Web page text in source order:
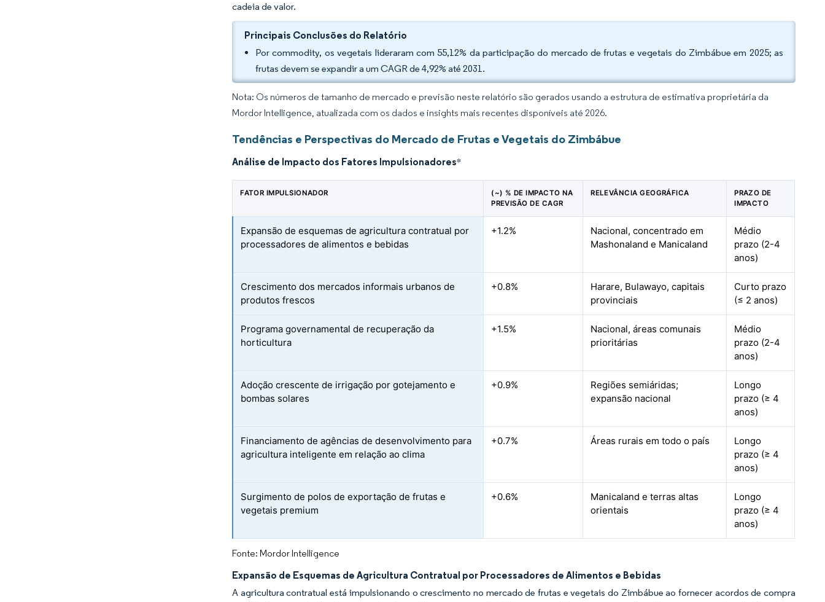
cadeia de valor.
Principais Conclusões do Relatório
Por commodity, os vegetais lideraram com 55,12% da participação do mercado de frutas e vegetais do Zimbábue em 2025; as
frutas devem se expandir a um CAGR de 4,92% até 2031.
Nota: Os números de tamanho de mercado e previsão neste relatório são gerados usando a estrutura de estimativa proprietária da
Mordor Intelligence, atualizada com os dados e insights mais recentes disponíveis até 2026.
Tendências e Perspectivas do Mercado de Frutas e Vegetais do Zimbábue
Análise de Impacto dos Fatores Impulsionadores*
FATOR IMPULSIONADOR
(~) % DE IMPACTO NA
PREVISÃO DE CAGR
RELEVÂNCIA GEOGRÁFICA
PRAZO DE
IMPACTO
Expansão de esquemas de agricultura contratual por
processadores de alimentos e bebidas
+1.2%
Nacional, concentrado em
Mashonaland e Manicaland
Médio
prazo (2-4
anos)
Crescimento dos mercados informais urbanos de
produtos frescos
+0.8%
Harare, Bulawayo, capitais
provinciais
Curto prazo
(≤ 2 anos)
Programa governamental de recuperação da
horticultura
+1.5%
Nacional, áreas comunais
prioritárias
Médio
prazo (2-4
anos)
Adoção crescente de irrigação por gotejamento e
bombas solares
+0.9%
Regiões semiáridas;
expansão nacional
Longo
prazo (≥ 4
anos)
Financiamento de agências de desenvolvimento para
agricultura inteligente em relação ao clima
+0.7% Áreas rurais em todo o país
Longo
prazo (≥ 4
anos)
Surgimento de polos de exportação de frutas e
vegetais premium
+0.6%
Manicaland e terras altas
orientais
Longo
prazo (≥ 4
anos)
Fonte: Mordor Intelligence
Expansão de Esquemas de Agricultura Contratual por Processadores de Alimentos e Bebidas
A agricultura contratual está impulsionando o crescimento no mercado de frutas e vegetais do Zimbábue ao fornecer acordos de compra